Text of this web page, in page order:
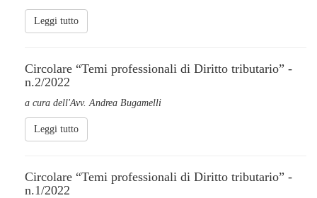
Leggi tutto
Circolare “Temi professionali di Diritto tributario” -
n.2/2022
a cura dell'Avv. Andrea Bugamelli
Leggi tutto
Circolare “Temi professionali di Diritto tributario” -
n.1/2022